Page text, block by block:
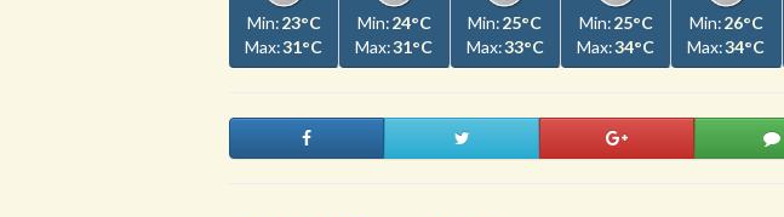
Min:23°C
Max:31°C
Min:24°C
Max:31°C
Min:25°C
Max:33°C
Min:25°C
Max:34°C
Min:26°C
Max:34°C